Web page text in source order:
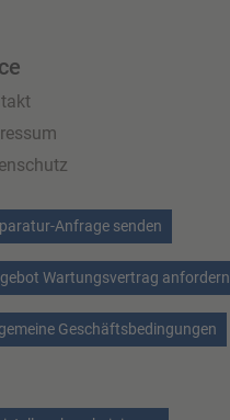
Anfrage senden
Wartungsvertrag anfordern
Geschäftsbedingungen